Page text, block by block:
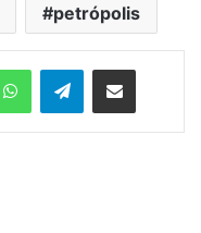
petrópolis
Telegram